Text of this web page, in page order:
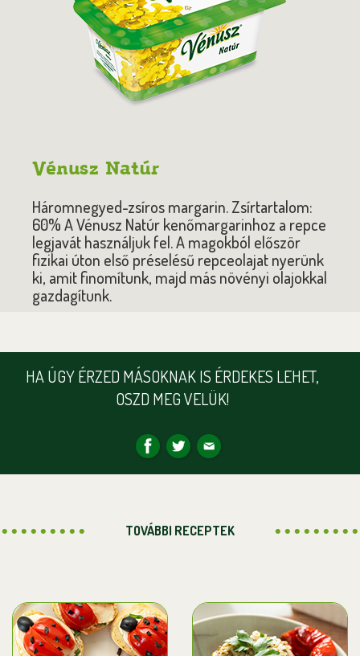
Vénusz Natúr
Háromnegyed-zsíros margarin. Zsírtartalom:
60% A Vénusz Natúr kenőmargarinhoz a repce
legjavát használjuk fel. A magokból először
fizikai úton első préselésű repceolajat nyerünk
ki, amit finomítunk, majd más növényi olajokkal
gazdagítunk.
HA ÚGY ÉRZED MÁSOKNAK IS ÉRDEKES LEHET,
OSZD MEG VELÜK!
TOVÁBBI RECEPTEK